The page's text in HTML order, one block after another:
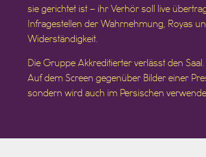
sie gerichtet ist – ihr Verhör soll live
Infragestellen der Wahrnehmung, Royas
Widerständigkeit.
Die Gruppe Akkreditierter verlässt den
Auf dem Screen gegenüber Bilder einer
sondern wird auch im Persischen